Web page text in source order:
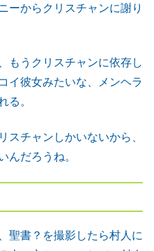
ーからクリスチャンに謝り
もうクリスチャンに依存し
イ彼女みたいな、メンヘラ
る。
チャンしかいないから、
んだろうね。
聖書？を撮影したら村人に